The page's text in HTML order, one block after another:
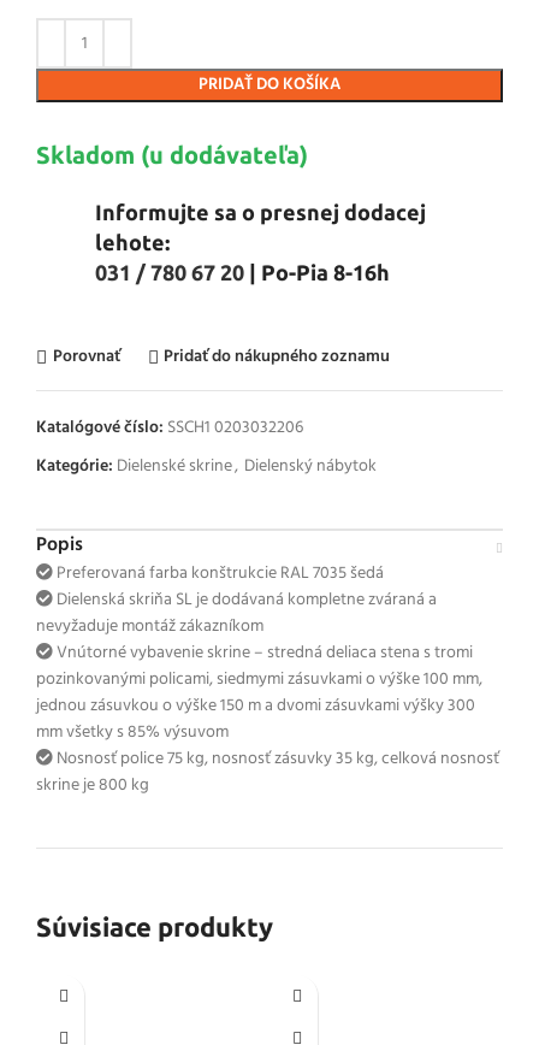
PRIDAŤ DO KOŠÍKA
Skladom (u dodávateľa)
Informujte sa o presnej dodacej
lehote:
031 / 780 67 20 | Po-Pia 8-16h
Porovnať Pridať do nákupného zoznamu
Katalógové číslo: SSCH1 0203032206
Kategórie: Dielenské skrine, Dielenský nábytok
Popis
Preferovaná farba konštrukcie RAL 7035 šedá
Dielenská skriňa SL je dodávaná kompletne zváraná a
nevyžaduje montáž zákazníkom
Vnútorné vybavenie skrine – stredná deliaca stena s tromi
pozinkovanými policami, siedmymi zásuvkami o výške 100 mm,
jednou zásuvkou o výške 150 m a dvomi zásuvkami výšky 300
mm všetky s 85% výsuvom
Nosnosť police 75 kg, nosnosť zásuvky 35 kg, celková nosnosť
skrine je 800 kg
Súvisiace produkty